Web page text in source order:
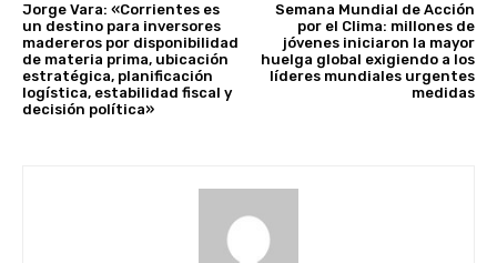
Jorge Vara: «Corrientes es
un destino para inversores
madereros por disponibilidad
de materia prima, ubicación
estratégica, planificación
logística, estabilidad fiscal y
decisión política»
Semana Mundial de Acción
por el Clima: millones de
jóvenes iniciaron la mayor
huelga global exigiendo a los
líderes mundiales urgentes
medidas